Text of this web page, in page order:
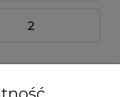
2
szafy metalowe